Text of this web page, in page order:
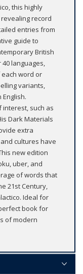
this highly
record
entries from
guide to
British
40 languages,
word or
variants,
interest, such as
Dark Materials
extra
cultures have
new edition
uber, and
of words that
21st Century,
Ideal for
book for
of modern